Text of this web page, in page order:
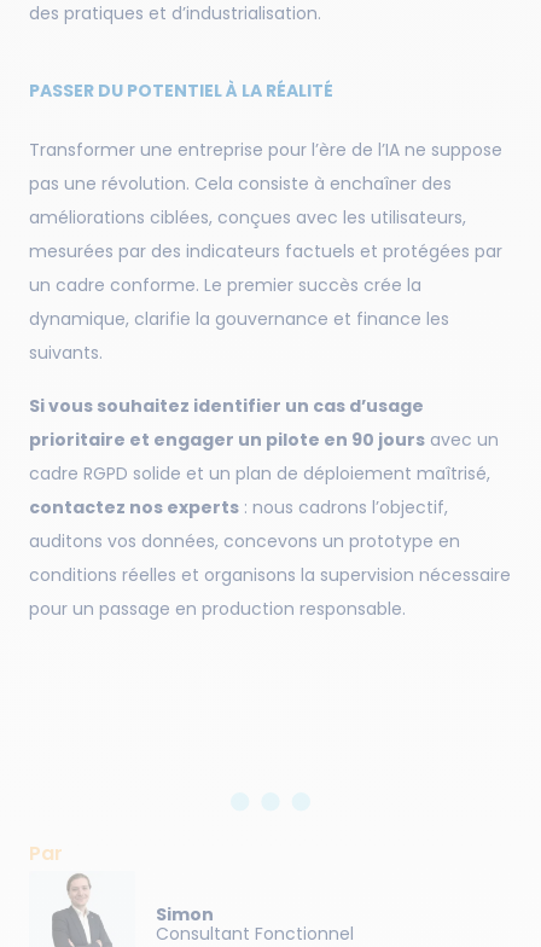
des pratiques et d’industrialisation.
PASSER DU POTENTIEL À LA RÉALITÉ
Transformer une entreprise pour l’ère de l’IA ne suppose
pas une révolution. Cela consiste à enchaîner des
améliorations ciblées, conçues avec les utilisateurs,
mesurées par des indicateurs factuels et protégées par
un cadre conforme. Le premier succès crée la
dynamique, clarifie la gouvernance et finance les
suivants.
Si vous souhaitez identifier un cas d’usage
prioritaire et engager un pilote en 90 jours avec un
cadre RGPD solide et un plan de déploiement maîtrisé,
contactez nos experts : nous cadrons l’objectif,
auditons vos données, concevons un prototype en
conditions réelles et organisons la supervision nécessaire
pour un passage en production responsable.
Par
Simon
Consultant Fonctionnel